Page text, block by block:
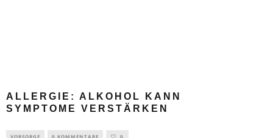
ALLERGIE: ALKOHOL KANN
SYMPTOME VERSTÄRKEN
VORSORGE 0 KOMMENTARE 0